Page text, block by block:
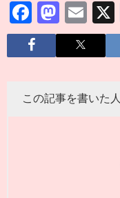
この記事を書いた人